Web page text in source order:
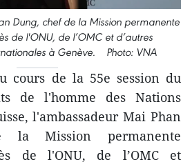
Dung, chef de la Mission permanente
de l'ONU, de l’OMC et d’autres
à Genève. Photo: VNA
cours de la 55e session du
de l'homme des Nations
l'ambassadeur Mai Phan
la Mission permanente
de l'ONU, de l’OMC et